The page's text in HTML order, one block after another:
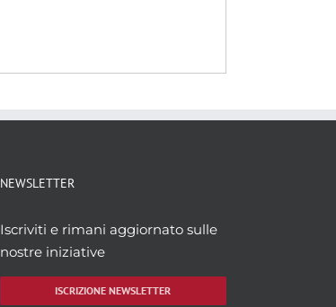
NEWSLETTER
Iscriviti e rimani aggiornato sulle
nostre iniziative
ISCRIZIONE NEWSLETTER